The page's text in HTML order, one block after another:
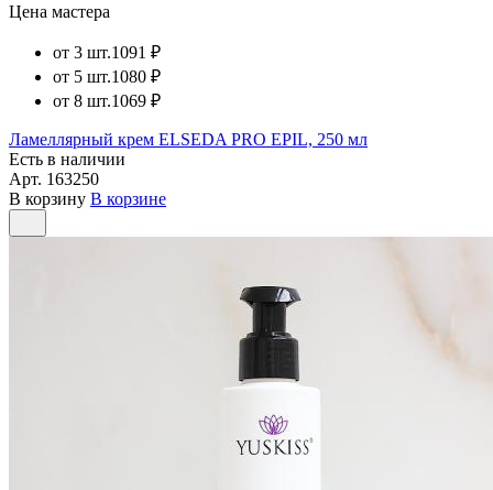
Цена мастера
от 3 шт.1091 ₽
от 5 шт.1080 ₽
от 8 шт.1069 ₽
Ламеллярный крем ELSEDA PRO EPIL, 250 мл
Есть в наличии
Арт. 163250
В корзину В корзине